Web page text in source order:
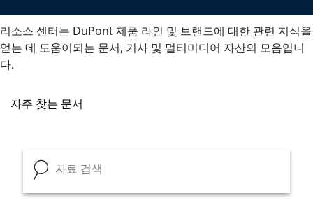
리소스 센터는 DuPont 제품 라인 및 브랜드에 대한 관련 지식을
얻는 데 도움이되는 문서, 기사 및 멀티미디어 자산의 모음입니
다.
자주 찾는 문서